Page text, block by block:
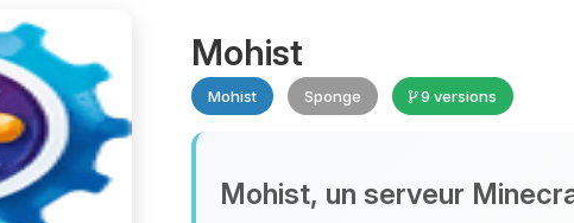
Mohist
Mohist Sponge 9 versions
Mohist, un serveur